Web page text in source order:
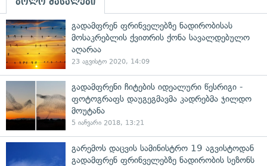
გადამფრენ ფრინველებზე ნადირობისას
მოსაკრებლის ქვითრის ქონა სავალდებულო
აღარაა
23 აგვისტო 2020, 14:09
გადამფრენი ჩიტების იდეალური წესრიგი -
ფოტოგრაფს დაუგეგმავმა კადრებმა ჯილდო
მოუტანა
5 იანვარი 2018, 13:21
გარემოს დაცვის სამინისტრო 19 აგვისტოდან
გადამფრენ ფრინველებზე ნადირობის სეზონს